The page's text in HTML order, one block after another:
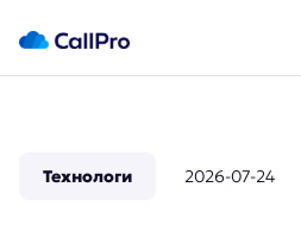
Технологи 2026-07-24